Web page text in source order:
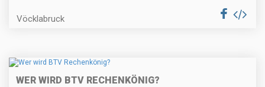
Vöcklabruck
WER WIRD BTV RECHENKÖNIG?